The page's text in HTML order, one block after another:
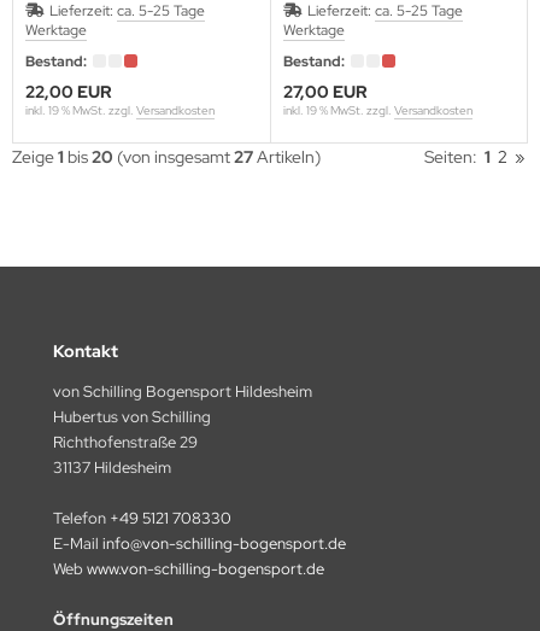
Lieferzeit: ca. 5-25 Tage
Werktage
Bestand:
22,00 EUR
inkl. 19 % MwSt. zzgl. Versandkosten
Lieferzeit: ca. 5-25 Tage
Werktage
Bestand:
27,00 EUR
inkl. 19 % MwSt. zzgl. Versandkosten
Zeige1 bis20 (von insgesamt27Artikeln) Seiten: 1 2 »
Kontakt
von Schilling Bogensport Hildesheim
Hubertus von Schilling
Richthofenstraße 29
31137 Hildesheim
Telefon +49 5121 708330
E-Mail info@von-schilling-bogensport.de
Web www.von-schilling-bogensport.de
Öffnungszeiten
RIDGE